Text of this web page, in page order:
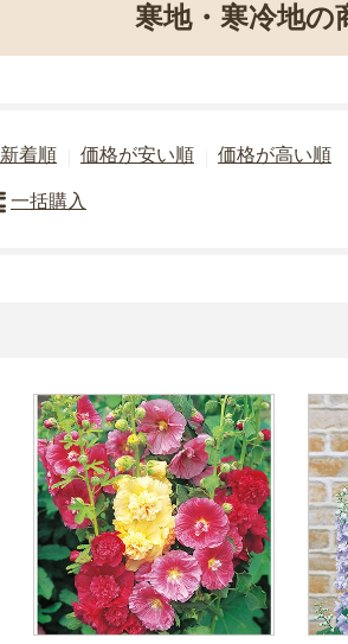
寒地・寒冷地の
新着順 価格が安い順 価格が高い順
一括購入